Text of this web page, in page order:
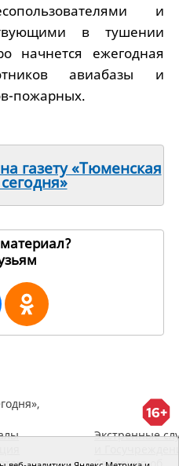
и
в тушении
начнется ежегодная
авиабазы и
пожарных.
газету «Тюменская
Экстренные